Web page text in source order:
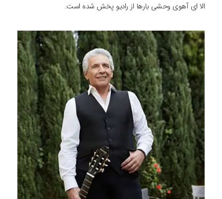
الا ای آهوی وحشی بارها از رادیو پخش شده است.